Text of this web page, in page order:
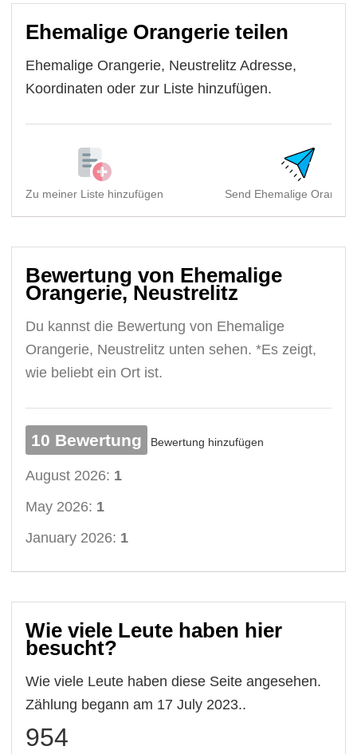
Ehemalige Orangerie teilen
Ehemalige Orangerie, Neustrelitz Adresse,
Koordinaten oder zur Liste hinzufügen.
Zu meiner Liste hinzufügen Send Ehemalige
Bewertung von Ehemalige
Orangerie, Neustrelitz
Du kannst die Bewertung von Ehemalige
Orangerie, Neustrelitz unten sehen. *Es zeigt,
wie beliebt ein Ort ist.
10 Bewertung Bewertung hinzufügen
August 2026: 1
May 2026: 1
January 2026: 1
Wie viele Leute haben hier
besucht?
Wie viele Leute haben diese Seite angesehen.
Zählung begann am 17 July 2023..
954